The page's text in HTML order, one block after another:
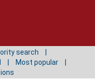
search
Most popular